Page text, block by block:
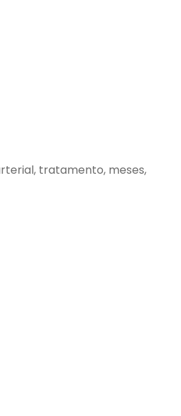
tratamento, meses,